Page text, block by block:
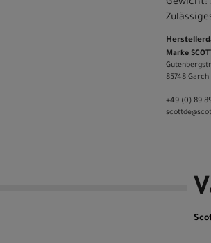
Gewicht:
Marke
85748
+49 (0) 89